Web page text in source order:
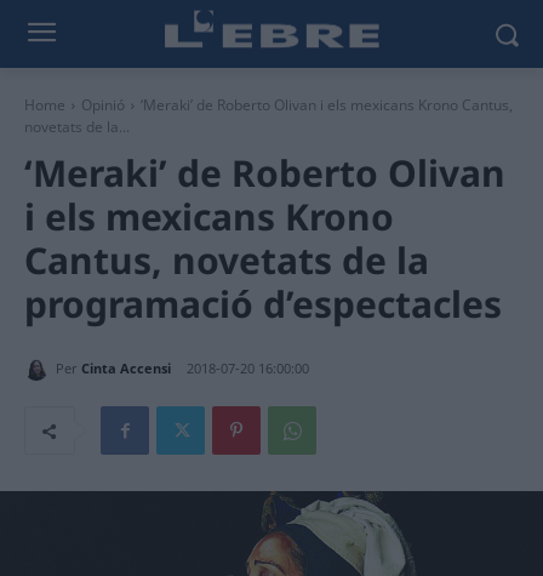
Home Opinió
‘Meraki’ de Roberto Olivan i els mexicans Krono Cantus,
novetats de la...
‘Meraki’ de Roberto Olivan
i els mexicans Krono
Cantus, novetats de la
programació d’espectacles
Per Cinta Accensi 2018-07-20 16:00:00